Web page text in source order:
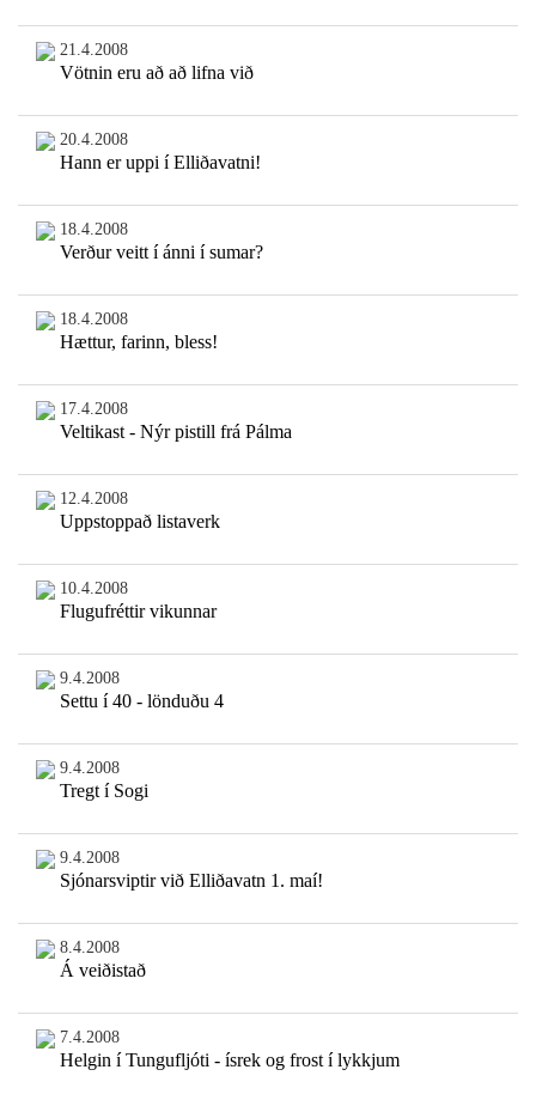
21.4.2008
Vötnin eru að að lifna við
20.4.2008
Hann er uppi í Elliðavatni!
18.4.2008
Verður veitt í ánni í sumar?
18.4.2008
Hættur, farinn, bless!
17.4.2008
Veltikast - Nýr pistill frá Pálma
12.4.2008
Uppstoppað listaverk
10.4.2008
Flugufréttir vikunnar
9.4.2008
Settu í 40 - lönduðu 4
9.4.2008
Tregt í Sogi
9.4.2008
Sjónarsviptir við Elliðavatn 1. maí!
8.4.2008
Á veiðistað
7.4.2008
Helgin í Tungufljóti - ísrek og frost í lykkjum